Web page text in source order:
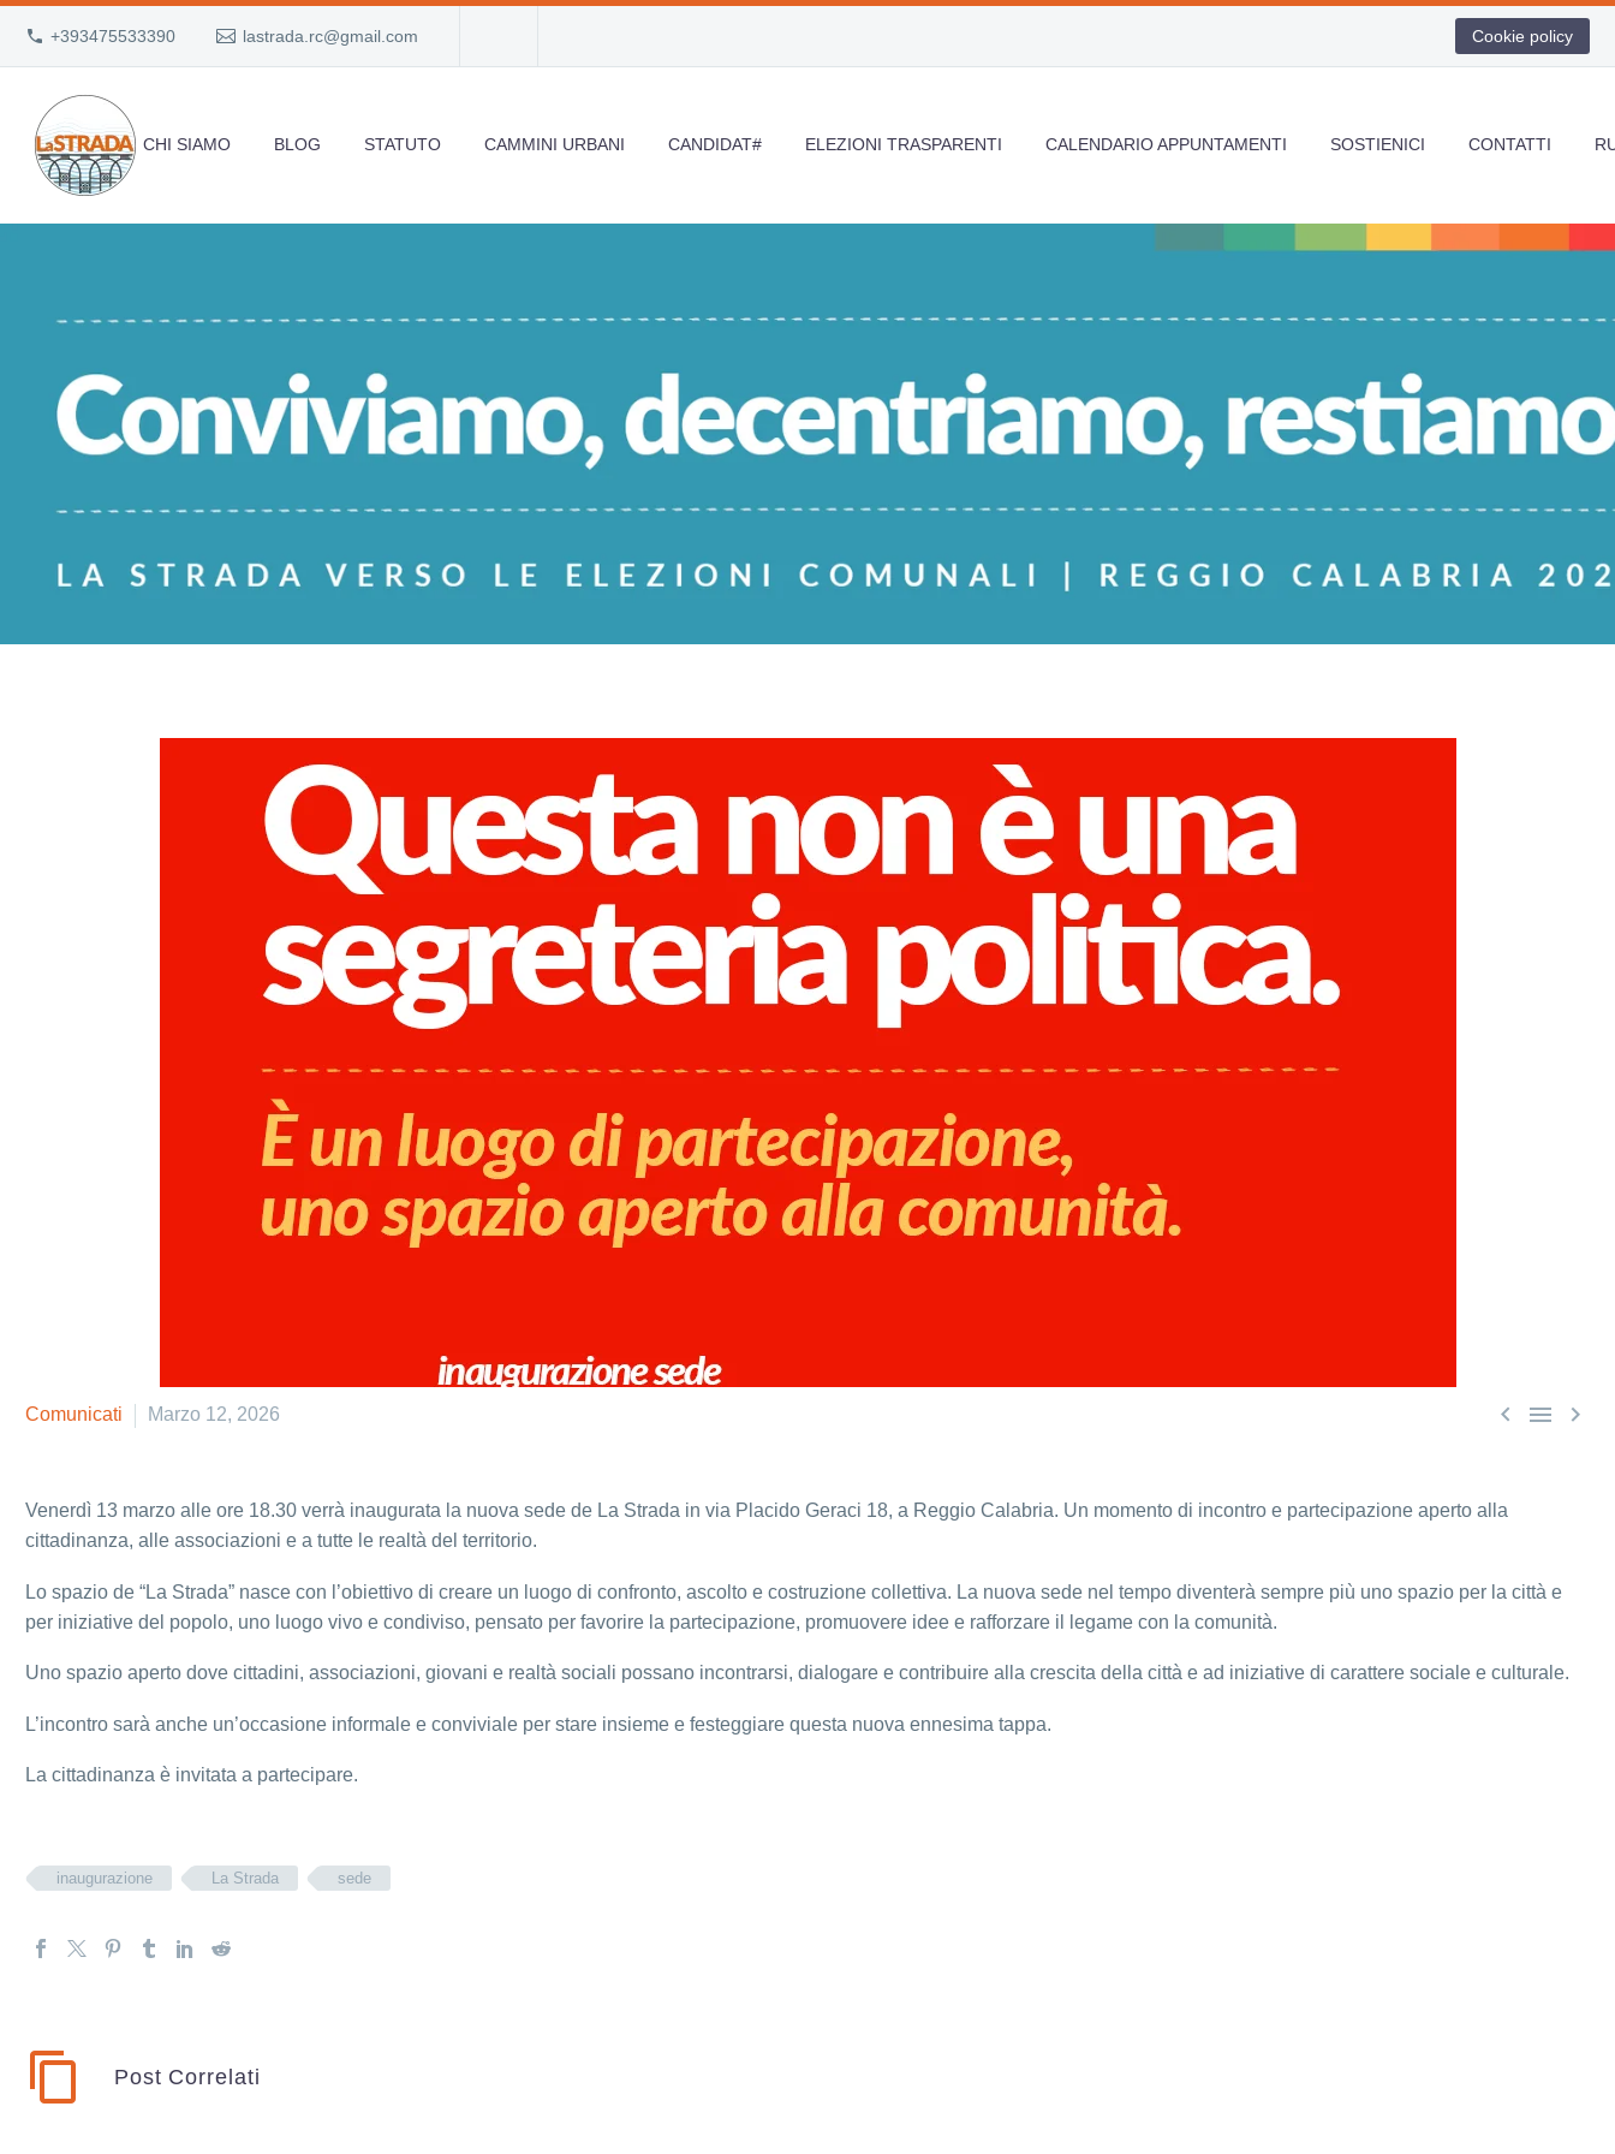
+393475533390 lastrada.rc@gmail.com Cookie policy
CHI SIAMO BLOG STATUTO CAMMINI URBANI CANDIDAT# ELEZIONI TRASPARENTI CALENDARIO APPUNTAMENTI SOSTIENICI CONTATTI
  
Comunicati Marzo 12, 2026
Venerdì 13 marzo alle ore 18.30 verrà inaugurata la nuova sede de La Strada in via Placido Geraci 18, a Reggio Calabria. Un momento di incontro e partecipazione aperto alla
cittadinanza, alle associazioni e a tutte le realtà del territorio.
Lo spazio de “La Strada” nasce con l’obiettivo di creare un luogo di confronto, ascolto e costruzione collettiva. La nuova sede nel tempo diventerà sempre più uno spazio per la città e
per iniziative del popolo, uno luogo vivo e condiviso, pensato per favorire la partecipazione, promuovere idee e rafforzare il legame con la comunità.
Uno spazio aperto dove cittadini, associazioni, giovani e realtà sociali possano incontrarsi, dialogare e contribuire alla crescita della città e ad iniziative di carattere sociale e culturale.
L’incontro sarà anche un’occasione informale e conviviale per stare insieme e festeggiare questa nuova ennesima tappa.
La cittadinanza è invitata a partecipare.
inaugurazione La Strada sede
Post Correlati